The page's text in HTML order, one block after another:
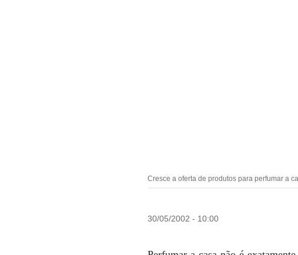
Cresce a oferta de produtos para perfumar a
30/05/2002 - 10:00